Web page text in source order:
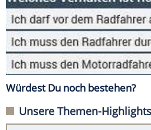
Würdest Du noch bestehen?
Unsere Themen-Highlights